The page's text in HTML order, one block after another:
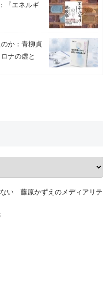
『エネルギ
か：青柳貞
ナの虚と
い 藤原かずえのメディアリテ